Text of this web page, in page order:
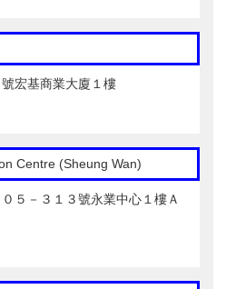
宏基商業大廈１樓
Centre (Sheung Wan)
５－３１３號永業中心１樓Ａ